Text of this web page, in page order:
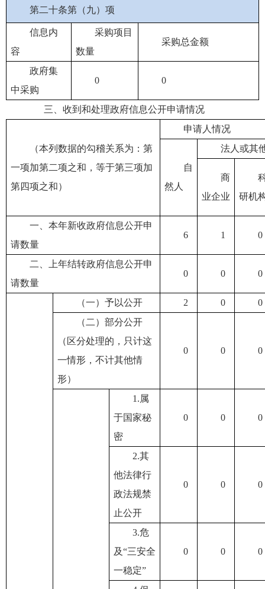
第二十条第（九）项
信息内
容
采购项目
数量
采购总金额
政府集
中采购
0 0
三、收到和处理政府信息公开申请情况
（本列数据的勾稽关系为：第
一项加第二项之和，等于第三项加
第四项之和）
申请人情况
自
然人
法人或其
商
业企业
研机
一、本年新收政府信息公开申
请数量
6 1 0
二、上年结转政府信息公开申
请数量
0 0 0
（一）予以公开 2 0
0
（二）部分公开
（区分处理的，只计这
一情形，不计其他情
形）
0 0 0
1.属
于国家秘
密
0 0 0
2.其
他法律行
政法规禁
止公开
0 0 0
3.危
及“三安全
一稳定”
0 0 0